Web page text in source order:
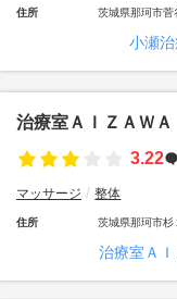
住所 茨城県那珂市菅
小瀬
治療室ＡＩＺＡＷＡ
3.22
マッサージ 整体
住所 茨城県那珂市杉
治療室Ａ